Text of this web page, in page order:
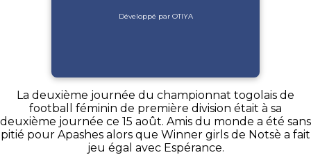
Développé par OTIYA
La deuxième journée du championnat togolais de
football féminin de première division était à sa
deuxième journée ce 15 août. Amis du monde a été sans
pitié pour Apashes alors que Winner girls de Notsè a fait
jeu égal avec Espérance.